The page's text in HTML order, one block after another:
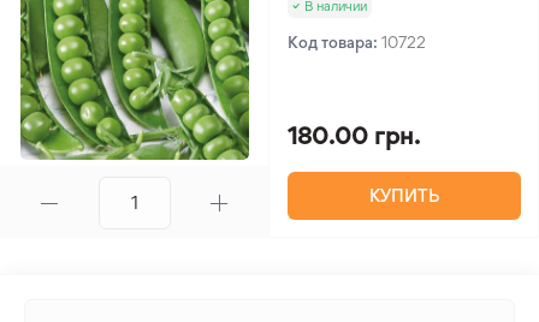
В наличии
Код товара: 10722
180.00 грн.
КУПИТЬ